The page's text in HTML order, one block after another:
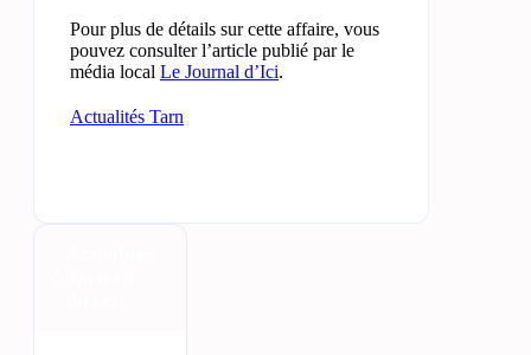
Pour plus de détails sur cette affaire, vous
pouvez consulter l’article publié par le
média local Le Journal d’Ici.
Actualités Tarn